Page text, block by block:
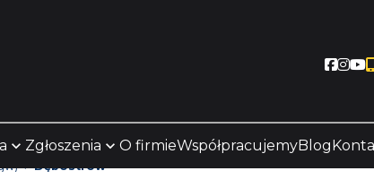
Zgłoszenia O firmieWspółpracujemyBlog
Dębostrów